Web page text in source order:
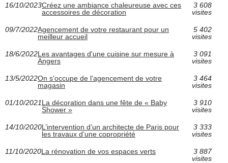
16/10/2023Créez une ambiance chaleureuse avec ces
accessoires de décoration
3 608
visites
09/7/2022Agencement de votre restaurant pour un
meilleur accueil
5 402
visites
18/6/2022Les avantages d'une cuisine sur mesure à
Angers
3 091
visites
13/5/2022On s'occupe de l'agencement de votre
magasin
3 464
visites
01/10/2021La décoration dans une fête de « Baby
Shower »
3 910
visites
14/10/2020L’intervention d’un architecte de Paris pour
les travaux d’une copropriété
3 333
visites
11/10/2020La rénovation de vos espaces verts
3 887
visites